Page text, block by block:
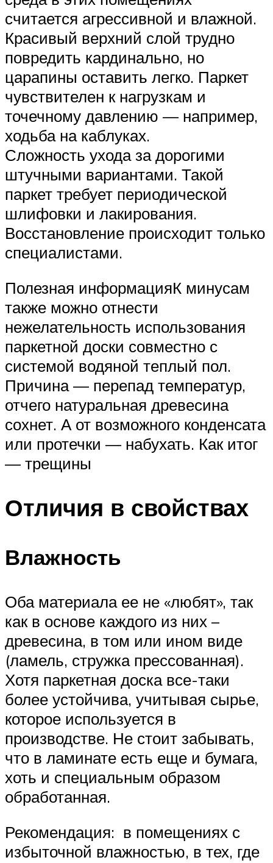
считается агрессивной и влажной.
Красивый верхний слой трудно
повредить кардинально, но
царапины оставить легко. Паркет
чувствителен к нагрузкам и
точечному давлению — например,
ходьба на каблуках.
Сложность ухода за дорогими
штучными вариантами. Такой
паркет требует периодической
шлифовки и лакирования.
Восстановление происходит только
специалистами.
Полезная информацияК минусам
также можно отнести
нежелательность использования
паркетной доски совместно с
системой водяной теплый пол.
Причина — перепад температур,
отчего натуральная древесина
сохнет. А от возможного конденсата
или протечки — набухать. Как итог
— трещины
Отличия в свойствах
Влажность
Оба материала ее не «любят», так
как в основе каждого из них –
древесина, в том или ином виде
(ламель, стружка прессованная).
Хотя паркетная доска все-таки
более устойчива, учитывая сырье,
которое используется в
производстве. Не стоит забывать,
что в ламинате есть еще и бумага,
хоть и специальным образом
обработанная.
Рекомендация: в помещениях с
избыточной влажностью, в тех, где